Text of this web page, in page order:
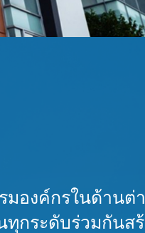
องค์กรในด้านต่
ทุกระดับร่วมกันส